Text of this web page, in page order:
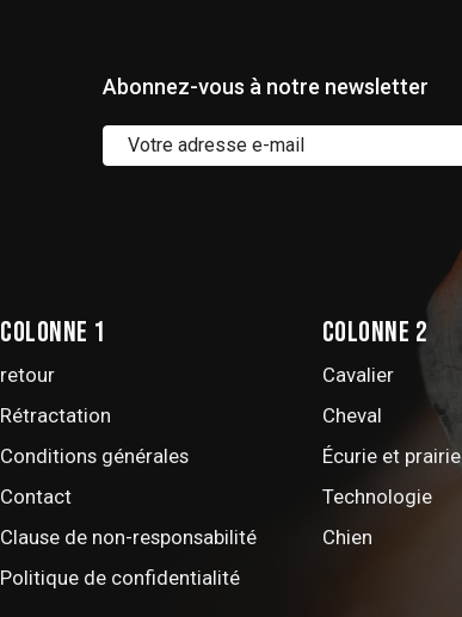
Abonnez-vous à notre newsletter
Colonne 1
retour
Rétractation
Conditions générales
Contact
Clause de non-responsabilité
Politique de confidentialité
Colonne 2
Cavalier
Cheval
Écurie et prairie
Technologie
Chien